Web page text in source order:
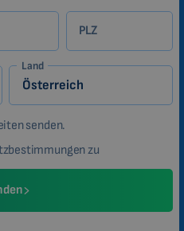
PLZ
Land
senden.
zu